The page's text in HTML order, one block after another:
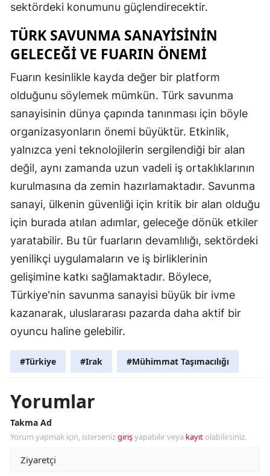
sektördeki konumunu güçlendirecektir.
TÜRK SAVUNMA SANAYISININ
GELECEĞI VE FUARIN ÖNEMI
Fuarın kesinlikle kayda değer bir platform
olduğunu söylemek mümkün. Türk savunma
sanayisinin dünya çapında tanınması için böyle
organizasyonların önemi büyüktür. Etkinlik,
yalnızca yeni teknolojilerin sergilendiği bir alan
değil, aynı zamanda uzun vadeli iş ortaklıklarının
kurulmasına da zemin hazırlamaktadır. Savunma
sanayi, ülkenin güvenliği için kritik bir alan olduğu
için burada atılan adımlar, geleceğe dönük etkiler
yaratabilir. Bu tür fuarların devamlılığı, sektördeki
yenilikçi uygulamaların ve iş birliklerinin
gelişimine katkı sağlamaktadır. Böylece,
Türkiye'nin savunma sanayisi büyük bir ivme
kazanarak, uluslararası pazarda daha aktif bir
oyuncu haline gelebilir.
#Türkiye #Irak #Mühimmat Taşımacılığı
Yorumlar
Takma Ad
Yorum yapmak için, istersenizgirişyapabilir veya kayıt olabilirsiniz.